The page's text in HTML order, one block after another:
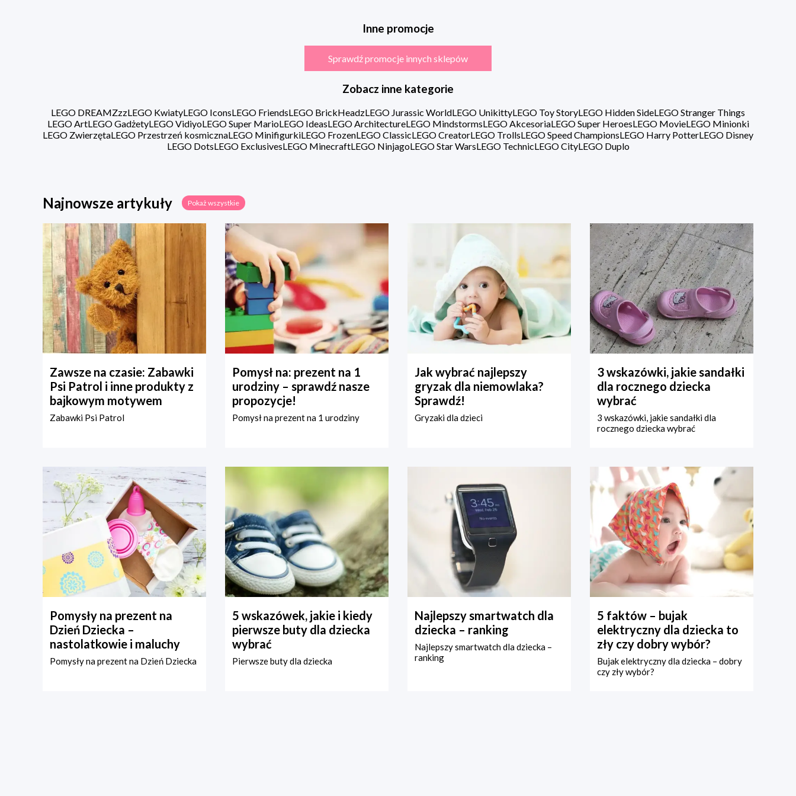
Inne promocje
Sprawdź promocje innych sklepów
Zobacz inne kategorie
LEGO DREAMZzzLEGO KwiatyLEGO IconsLEGO FriendsLEGO BrickHeadzLEGO Jurassic WorldLEGO UnikittyLEGO Toy StoryLEGO Hidden SideLEGO Stranger Things
LEGO ArtLEGO GadżetyLEGO VidiyoLEGO Super MarioLEGO IdeasLEGO ArchitectureLEGO MindstormsLEGO AkcesoriaLEGO Super HeroesLEGO MovieLEGO Minionki
LEGO ZwierzętaLEGO Przestrzeń kosmicznaLEGO MinifigurkiLEGO FrozenLEGO ClassicLEGO CreatorLEGO TrollsLEGO Speed ChampionsLEGO Harry PotterLEGO Disney
LEGO DotsLEGO ExclusivesLEGO MinecraftLEGO NinjagoLEGO Star WarsLEGO TechnicLEGO CityLEGO Duplo
Najnowsze artykuły Pokaż wszystkie
Zawsze na czasie: Zabawki
Psi Patrol i inne produkty z
bajkowym motywem
Zabawki Psi Patrol
Pomysł na: prezent na 1
urodziny – sprawdź nasze
propozycje!
Pomysł na prezent na 1 urodziny
Jak wybrać najlepszy
gryzak dla niemowlaka?
Sprawdź!
Gryzaki dla dzieci
3 wskazówki, jakie sandałki
dla rocznego dziecka
wybrać
3 wskazówki, jakie sandałki dla
rocznego dziecka wybrać
Pomysły na prezent na
Dzień Dziecka –
nastolatkowie i maluchy
Pomysły na prezent na Dzień Dziecka
5 wskazówek, jakie i kiedy
pierwsze buty dla dziecka
wybrać
Pierwsze buty dla dziecka
Najlepszy smartwatch dla
dziecka – ranking
Najlepszy smartwatch dla dziecka –
ranking
5 faktów – bujak
elektryczny dla dziecka to
zły czy dobry wybór?
Bujak elektryczny dla dziecka – dobry
czy zły wybór?